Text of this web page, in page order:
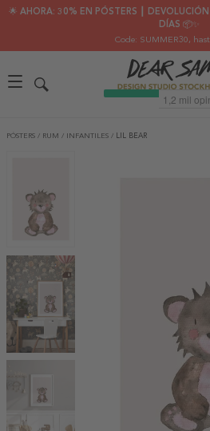
🌟 AHORA: 30% EN PÓSTERS ┃
DÍAS 📦✨
Code: SUMMER30,
PÓSTERS / RUM / INFANTILES / LIL BEAR